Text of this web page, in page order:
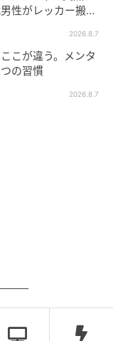
イブがもっ
性がレッカー搬送
2026.8.7
こが違う。メンタ
の習慣
2026.8.7